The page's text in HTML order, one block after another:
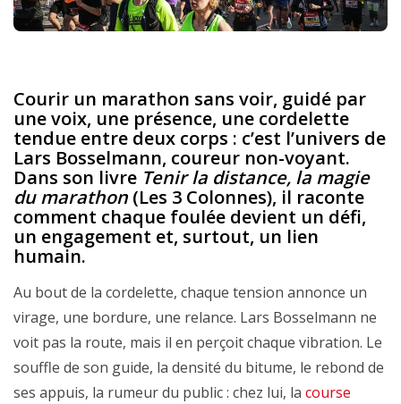
Courir un marathon sans voir, guidé par
une voix, une présence, une cordelette
tendue entre deux corps : c’est l’univers de
Lars Bosselmann, coureur non-voyant.
Dans son livre Tenir la distance, la magie
du marathon (Les 3 Colonnes), il raconte
comment chaque foulée devient un défi,
un engagement et, surtout, un lien
humain.
Au bout de la cordelette, chaque tension annonce un
virage, une bordure, une relance. Lars Bosselmann ne
voit pas la route, mais il en perçoit chaque vibration. Le
souffle de son guide, la densité du bitume, le rebond de
ses appuis, la rumeur du public : chez lui, la course